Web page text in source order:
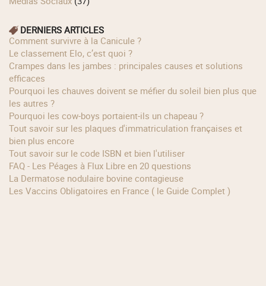
DERNIERS ARTICLES
Comment survivre à la Canicule ?
Le classement Elo, c’est quoi ?
Crampes dans les jambes : principales causes et solutions
efficaces
Pourquoi les chauves doivent se méfier du soleil bien plus que
les autres ?
Pourquoi les cow‑boys portaient‑ils un chapeau ?
Tout savoir sur les plaques d'immatriculation françaises et
bien plus encore
Tout savoir sur le code ISBN et bien l'utiliser
FAQ - Les Péages à Flux Libre en 20 questions
La Dermatose nodulaire bovine contagieuse
Les Vaccins Obligatoires en France ( le Guide Complet )